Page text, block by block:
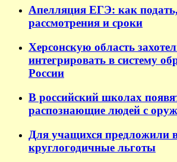
Апелляция ЕГЭ: как
рассмотрения и сроки
Херсонскую область
интегрировать в систему
России
В российский школах
распознающие людей с
Для учащихся предложили
круглогодичные льготы